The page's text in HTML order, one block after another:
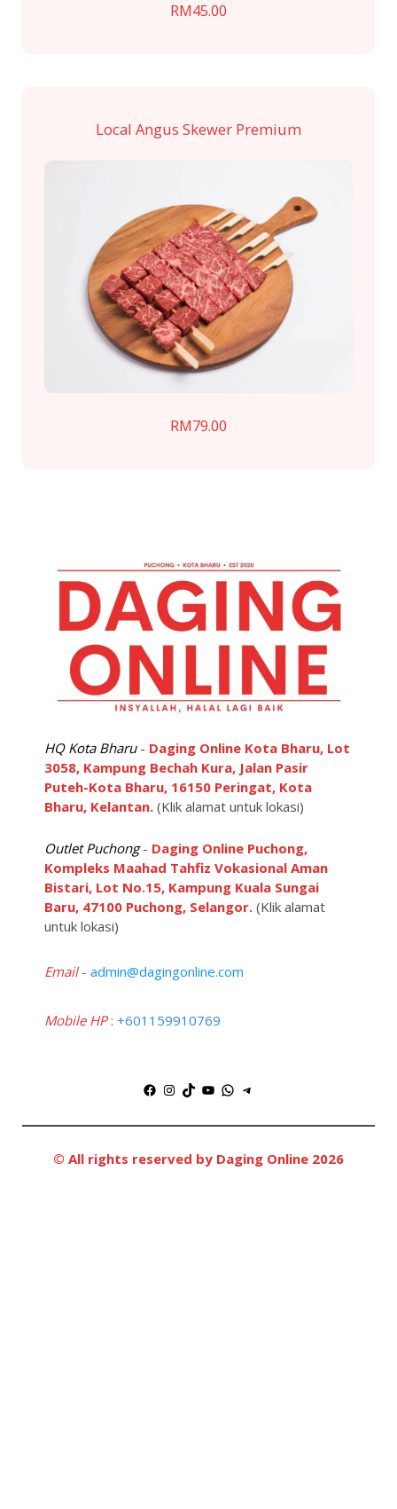
RM45.00
Local Angus Skewer Premium
RM79.00
HQ Kota Bharu- Daging Online Kota Bharu, Lot
3058, Kampung Bechah Kura, Jalan Pasir
Puteh-Kota Bharu, 16150 Peringat, Kota
Bharu, Kelantan.(Klik alamat untuk lokasi)
Outlet Puchong- Daging Online Puchong,
Kompleks Maahad Tahfiz Vokasional Aman
Bistari, Lot No.15, Kampung Kuala Sungai
Baru, 47100 Puchong, Selangor.(Klik alamat
untuk lokasi)
Email- admin@dagingonline.com
Mobile HP: +601159910769
Facebook
Instagram
TikTok
YouTube
WhatsApp
Telegram
© All rights reserved by Daging Online 2026